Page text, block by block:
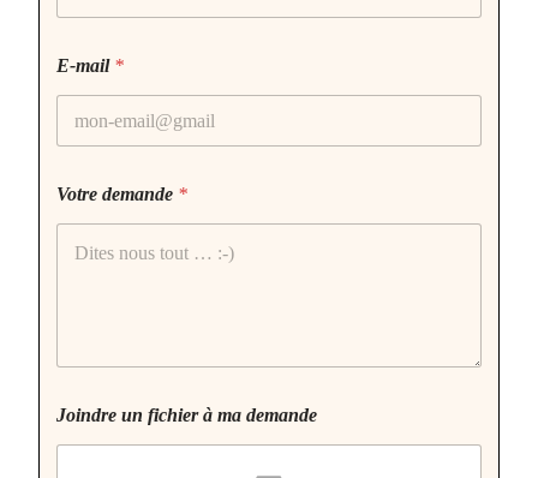
E-mail *
Votre demande *
Joindre un fichier à ma demande